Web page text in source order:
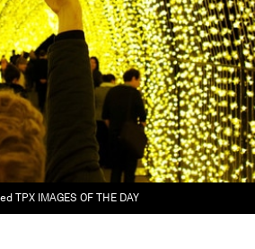
TPX IMAGES OF THE DAY